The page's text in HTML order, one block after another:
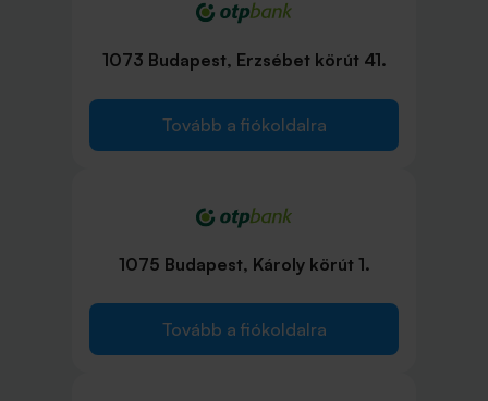
1073 Budapest, Erzsébet körút 41.
Tovább a fiókoldalra
1075 Budapest, Károly körút 1.
Tovább a fiókoldalra